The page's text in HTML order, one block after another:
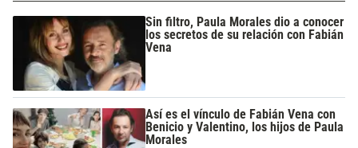
Sin filtro, Paula Morales dio a conocer
los secretos de su relación con Fabián
Vena
Así es el vínculo de Fabián Vena con
Benicio y Valentino, los hijos de Paula
Morales